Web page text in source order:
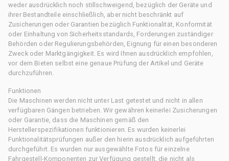
weder ausdrücklich noch stillschweigend, bezüglich der Geräte und
ihrer Bestandteile einschließlich, aber nicht beschränkt auf
Zusicherungen oder Garantien bezüglich Funktionalität, Konformität
oder Einhaltung von Sicherheitsstandards, Forderungen zuständiger
Behörden oder Regulierungsbehörden, Eignung für einen besonderen
Zweck oder Marktgängigkeit. Es wird Ihnen ausdrücklich empfohlen,
vor dem Bieten selbst eine genaue Prüfung der Artikel und Geräte
durchzuführen.
Funktionen
Die Maschinen werden nicht unter Last getestet und nicht in allen
verfügbaren Gängen betrieben. Wir gewähren keinerlei Zusicherungen
oder Garantie, dass die Maschinen gemäß den
Herstellerspezifikationen funktionieren. Es wurden keinerlei
Funktionalitätsprüfungen außer den hierin ausdrücklich aufgeführten
durchgeführt. Es wurden nur ausgewählte Fotos für einzelne
Fahrgestell-Komponenten zur Verfügung gestellt, die nicht als